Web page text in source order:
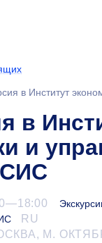
в Институт
в
и
RU
М.